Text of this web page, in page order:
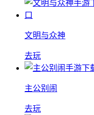
文明与众神
去玩
主公别闹
去玩